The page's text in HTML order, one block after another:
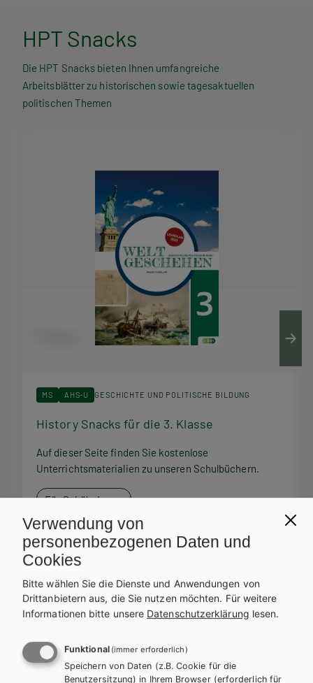
H
P
T
HPT Snacks
Die HPT Snacks bieten Ihnen umfangreiche
Arbeitsblätter zu historischen sowie tagesaktuellen
politischen Themen
MS AHS-U GESCHICHTE UND POLITISCHE BILDUNG
History Snacks für die 3. Klasse
Auf dieser Seite finden Sie kostenlose
Unterrichtsmaterialien zu unseren Schulbüchern.
Für SchülerInnen
Service Team
zur Verfügung.
Verwendung von
personenbezogenen Daten und
Cookies
Bitte wählen Sie die Dienste und Anwendungen von
Drittanbietern aus, die Sie nutzen möchten. Für weitere
Informationen bitte unsere Datenschutzerklärung lesen.
Funktional (immer erforderlich)
Speichern von Daten (z.B. Cookie für die
Benutzersitzung) in Ihrem Browser (erforderlich für